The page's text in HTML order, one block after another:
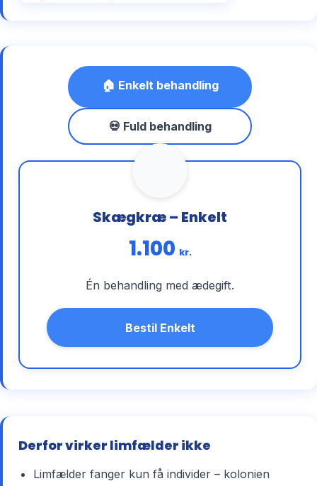
🏠 Enkelt behandling
💀 Fuld behandling
Skægkræ – Enkelt
1.100 kr.
Én behandling med ædegift.
Bestil Enkelt
Derfor virker limfælder ikke
Limfælder fanger kun få individer – kolonien